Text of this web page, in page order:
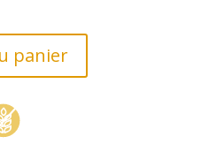
panier